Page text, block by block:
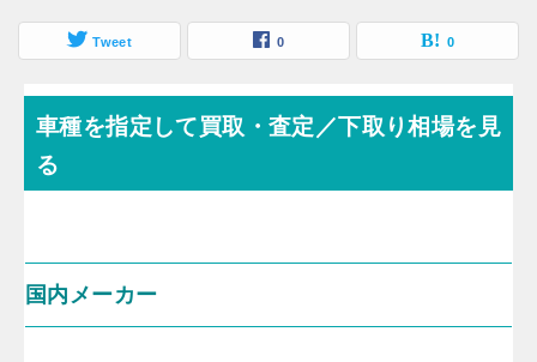
Tweet 0 0
車種を指定して買取・査定／下取り相場を見
る
国内メーカー